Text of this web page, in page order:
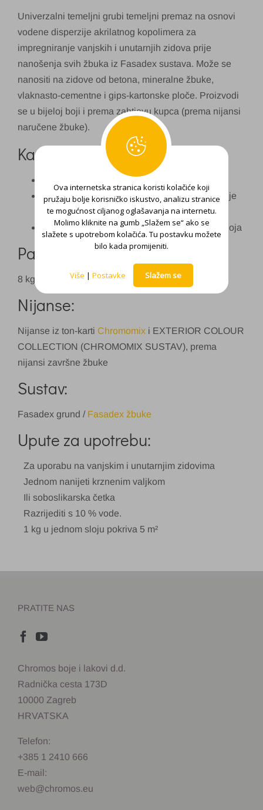
Univerzalni temeljni grubi temeljni premaz na osnovi
vodene disperzije akrilatnog kopolimera za
impregniranje vanjskih i unutarnjih zidova prije
nanošenja svih žbuka iz Fasadex sustava. Može se
nanositi na zidove od betona, mineralne žbuke,
vlaknasto-cementne i gips-kartonske ploče. Proizvodi
se u bijeloj boji i prema zahtjevu kupca (prema nijansi
naručene žbuke).
Karakteristike:
Smanjuje i ujednačava upojnost podloge
Poboljšava prionljivost i olakšava strukturiranje
završnih žbuka
Omogućava ravnomjernu nijansu završnog sloja
Pakiranje:
8 kg, 25 kg
Nijanse:
Nijanse iz ton-karti Chromomix i EXTERIOR COLOUR
COLLECTION (CHROMOMIX SUSTAV), prema
nijansi završne žbuke
Sustav:
Fasadex grund / Fasadex žbuke
Upute za upotrebu:
Za uporabu na vanjskim i unutarnjim zidovima
Jednom nanijeti krznenim valjkom
Ili soboslikarska četka
Razrijediti s 10 % vode.
1 kg u jednom sloju pokriva 5 m²
PRATITE NAS
Chromos boje i lakovi d.d.
Radnička cesta 173D
10000 Zagreb
HRVATSKA
Telefon:
+385 1 2410 666
E-mail:
web@chromos.eu
Ova internetska stranica koristi kolačiće koji
pružaju bolje korisničko iskustvo, analizu stranice
te mogućnost ciljanog oglašavanja na internetu.
Molimo kliknite na gumb „Slažem se“ ako se
slažete s upotrebom kolačića. Tu postavku možete
bilo kada promijeniti.
Više | Postavke Slažem se